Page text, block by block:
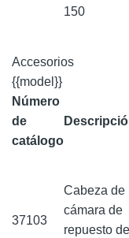
150
Accesorios
{{model}}
Número
de
catálogo
37103
Cabeza de
cámara de
repuesto de